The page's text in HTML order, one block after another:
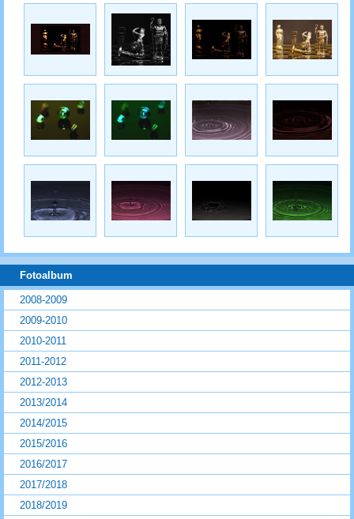
Fotoalbum
2008-2009
2009-2010
2010-2011
2011-2012
2012-2013
2013/2014
2014/2015
2015/2016
2016/2017
2017/2018
2018/2019